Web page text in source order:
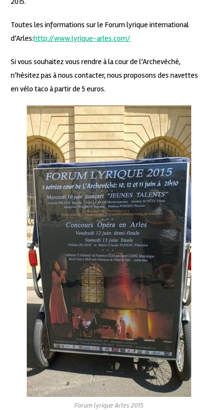
Toutes les informations sur le Forum lyrique international
d’Arles:http://www.lyrique-arles.com/
Si vous souhaitez vous rendre à la cour de l’Archevêché,
n’hésitez pas à nous contacter, nous proposons des navettes
en vélo taco à partir de 5 euros.
Forum lyrique Arles 2015